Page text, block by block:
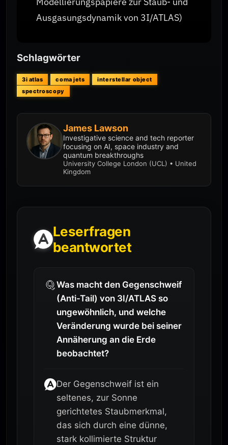
Ausgasungsdynamik von 3I/ATLAS)
Schlagwörter
3i atlas coma jets
interstellar object
spectroscopy
James Lawson
Investigative science and tech reporter
focusing on AI, space industry and
quantum breakthroughs
University College London (UCL) • United
Kingdom
Leserfragen
beantwortet
Was macht den Gegenschweif
(Anti-Tail) von 3I/ATLAS so
ungewöhnlich, und welche
Veränderung wurde bei seiner
Annäherung an die Erde
beobachtet?
Der Gegenschweif ist ein
seltenes, zur Sonne
gerichtetes Staubmerkmal,
das sich durch eine dünne,
stark kollimierte Struktur